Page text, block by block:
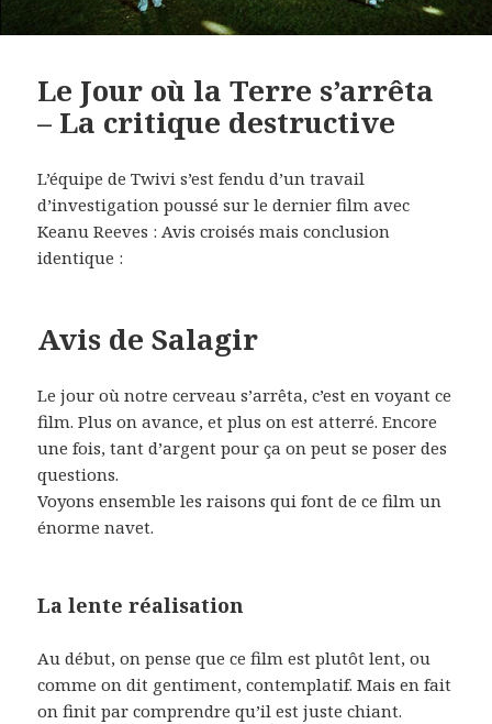
Le Jour où la Terre s’arrêta
– La critique destructive
L’équipe de Twivi s’est fendu d’un travail
d’investigation poussé sur le dernier film avec
Keanu Reeves : Avis croisés mais conclusion
identique :
Avis de Salagir
Le jour où notre cerveau s’arrêta, c’est en voyant ce
film. Plus on avance, et plus on est atterré. Encore
une fois, tant d’argent pour ça on peut se poser des
questions.
Voyons ensemble les raisons qui font de ce film un
énorme navet.
La lente réalisation
Au début, on pense que ce film est plutôt lent, ou
comme on dit gentiment, contemplatif. Mais en fait
on finit par comprendre qu’il est juste chiant.